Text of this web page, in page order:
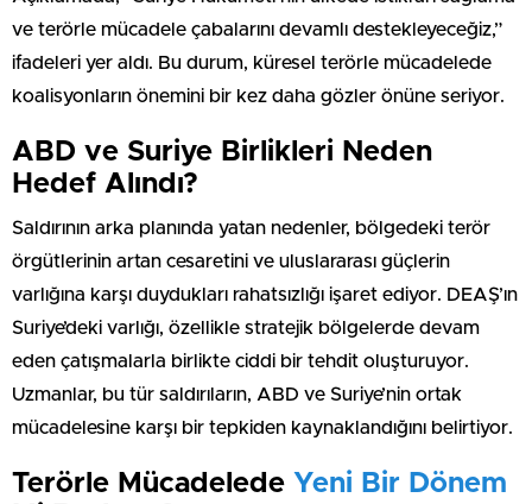
ve terörle mücadele çabalarını devamlı destekleyeceğiz,”
ifadeleri yer aldı. Bu durum, küresel terörle mücadelede
koalisyonların önemini bir kez daha gözler önüne seriyor.
ABD ve Suriye Birlikleri Neden
Hedef Alındı?
Saldırının arka planında yatan nedenler, bölgedeki terör
örgütlerinin artan cesaretini ve uluslararası güçlerin
varlığına karşı duydukları rahatsızlığı işaret ediyor. DEAŞ’ın
Suriye’deki varlığı, özellikle stratejik bölgelerde devam
eden çatışmalarla birlikte ciddi bir tehdit oluşturuyor.
Uzmanlar, bu tür saldırıların, ABD ve Suriye’nin ortak
mücadelesine karşı bir tepkiden kaynaklandığını belirtiyor.
Terörle Mücadelede Yeni Bir Dönem